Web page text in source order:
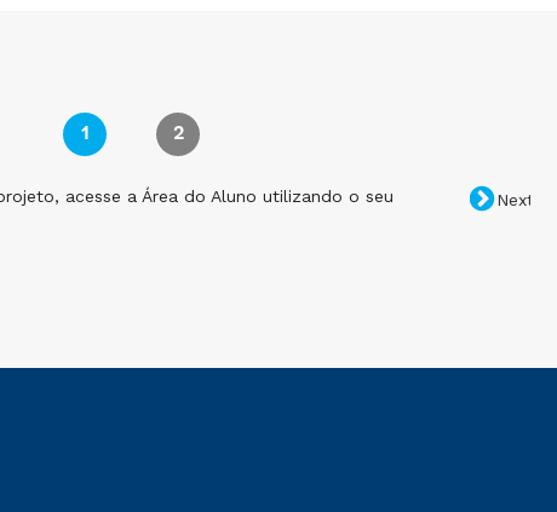
1 2
acesse a Área do Aluno utilizando o seu
Next